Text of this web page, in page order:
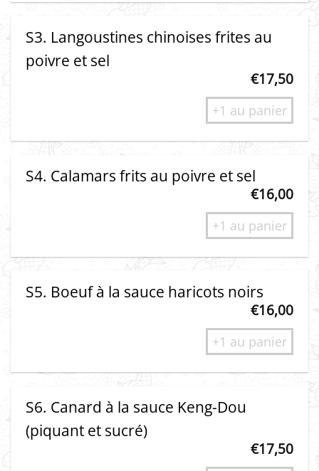
S3. Langoustines chinoises frites au
poivre et sel
€17,50
+1 au panier
S4. Calamars frits au poivre et sel
€16,00
+1 au panier
S5. Boeuf à la sauce haricots noirs
€16,00
+1 au panier
S6. Canard à la sauce Keng-Dou
(piquant et sucré)
€17,50